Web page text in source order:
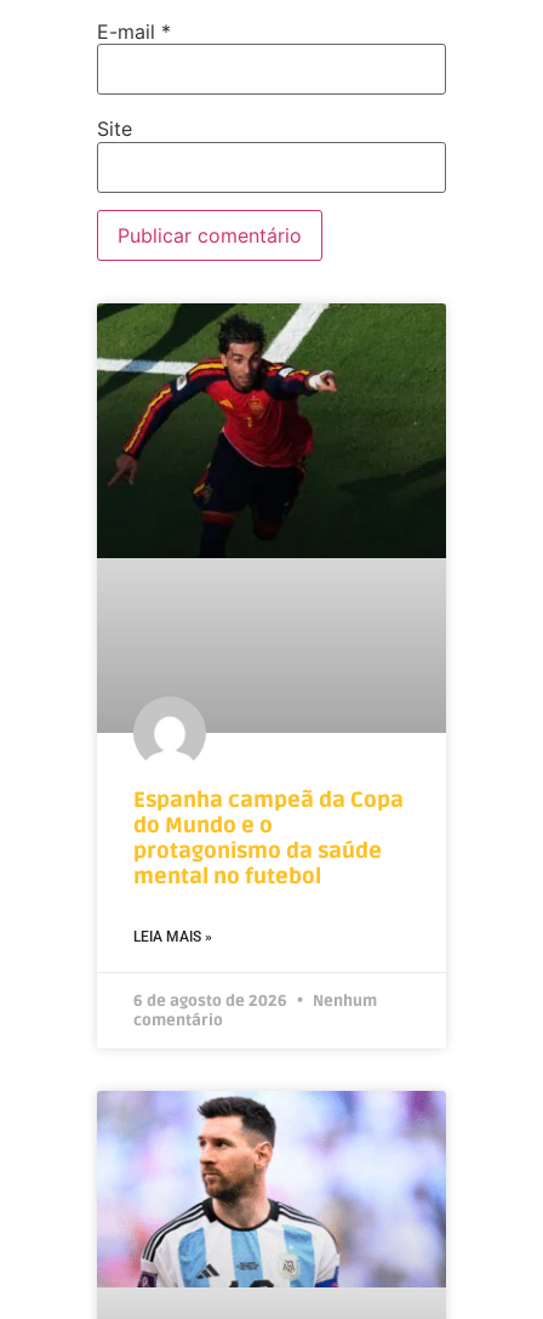
E-mail *
Site
Espanha campeã da Copa
do Mundo e o
protagonismo da saúde
mental no futebol
LEIA MAIS »
6 de agosto de 2026
Nenhum
comentário